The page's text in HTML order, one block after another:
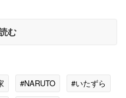
む
#NARUTO
#いたずら